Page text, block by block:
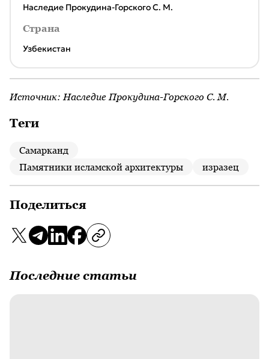
Наследие Прокудина-Горского С. М.
Страна
Узбекистан
Источник: Наследие Прокудина-Горского С. М.
Теги
Самарканд
Памятники исламской архитектуры
изразец
Поделиться
Последние статьи